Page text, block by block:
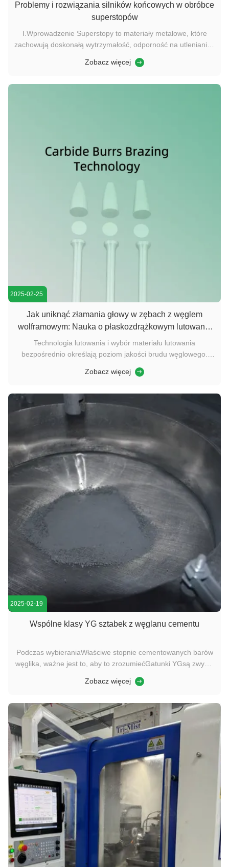
Problemy i rozwiązania silników końcowych w obróbce
superstopów
Ⅰ.Wprowadzenie Superstopy to materiały metalowe, które
zachowują doskonałą wytrzymałość, odporność na utlenianie i
jądrowyJednakże ich wyższe właściwości stanowią znaczne
Zobacz więcej
2025-02-25
Jak uniknąć złamania głowy w zębach z węglem
wolframowym: Nauka o płaskozdrążkowym lutowaniu
srebra
Technologia lutowania i wybór materiału lutowania
bezpośrednio określają poziom jakości brudu węglowego.
czynników wpływających na ich jakość.Wybór materiałów
poziom jakości karburowych ...
Zobacz więcej
2025-02-19
Wspólne klasy YG sztabek z węglanu cementu
Podczas wybieraniaWłaściwe stopnie cementowanych barów
węglika, ważne jest to, aby to zrozumiećGatunki YGsą zwykle
wolframowychkobalt jako materiał spoiwa. „„Yg”Oznaczenie
kobalt jako spoiwo...
Zobacz więcej